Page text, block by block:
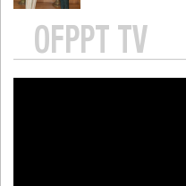
OFPPT TV